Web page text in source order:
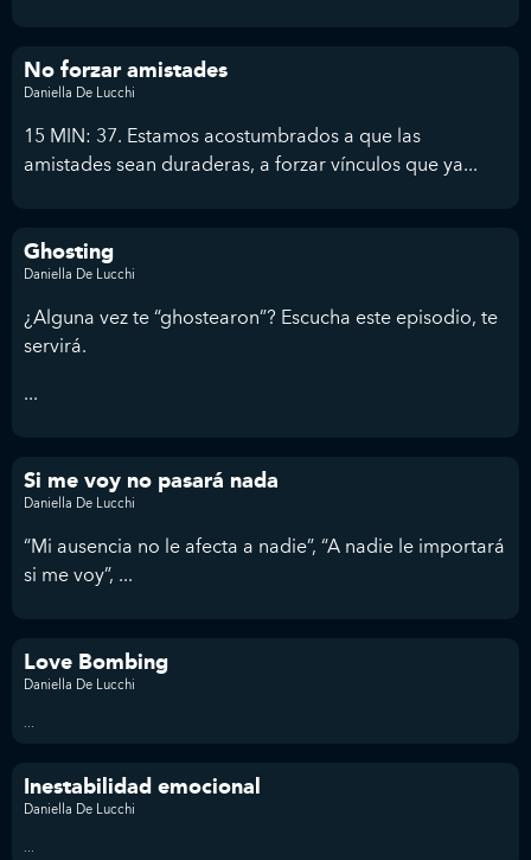
No forzar amistades
Daniella De Lucchi
15 MIN: 37. Estamos acostumbrados a que las
amistades sean duraderas, a forzar vínculos que ya...
Ghosting
Daniella De Lucchi
¿Alguna vez te “ghostearon”? Escucha este episodio, te
servirá.
...
Si me voy no pasará nada
Daniella De Lucchi
“Mi ausencia no le afecta a nadie”, “A nadie le importará
si me voy”, ...
Love Bombing
Daniella De Lucchi
...
Inestabilidad emocional
Daniella De Lucchi
...